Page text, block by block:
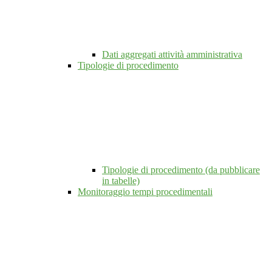
Dati aggregati attività amministrativa
Tipologie di procedimento
Tipologie di procedimento (da pubblicare
in tabelle)
Monitoraggio tempi procedimentali